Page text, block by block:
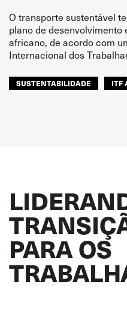
O transporte sustentável
plano de
africano, de acordo com
Internacional dos
SUSTENTABILIDADE ITF
PARA OS